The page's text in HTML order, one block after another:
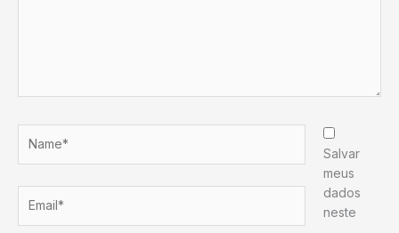
Salvar
meus
dados
neste